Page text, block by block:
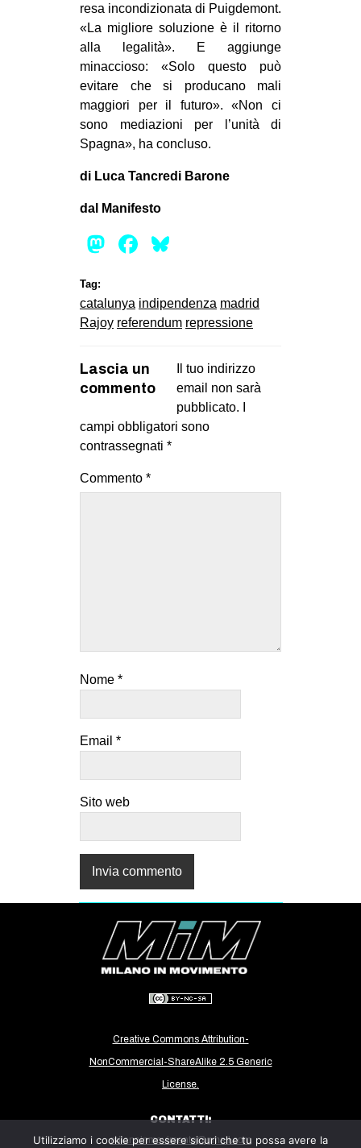
resa incondizionata di Puigdemont.
«La migliore soluzione è il ritorno
alla legalità». E aggiunge
minaccioso: «Solo questo può
evitare che si producano mali
maggiori per il futuro». «Non ci
sono mediazioni per l’unità di
Spagna», ha concluso.
di Luca Tancredi Barone
dal Manifesto
Mastodon
Facebook
Tag:
catalunya indipendenza madrid
Rajoy referendum repressione
Lascia un
commento
Il tuo indirizzo
email non sarà
pubblicato.
campi obbligatori sono
contrassegnati *
Commento *
Nome *
Email *
Sito web
Creative Commons Attribution-
NonCommercial-ShareAlike 2.5 Generic
License.
CONTATTI:
milanoinmovimento@gmail.com
Utilizziamo i cookie per essere sicuri che tu possa avere la